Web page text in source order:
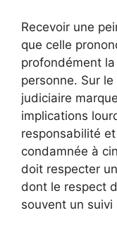
Recevoir une
que celle
profondément la
personne. Sur
judiciaire
implications
responsabilité
condamnée à
doit respecter
dont le respect
souvent un